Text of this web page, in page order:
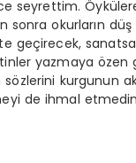
seyrettim.
sonra okurların
geçirecek,
yazmaya özen
sözlerini kurgunun
de ihmal